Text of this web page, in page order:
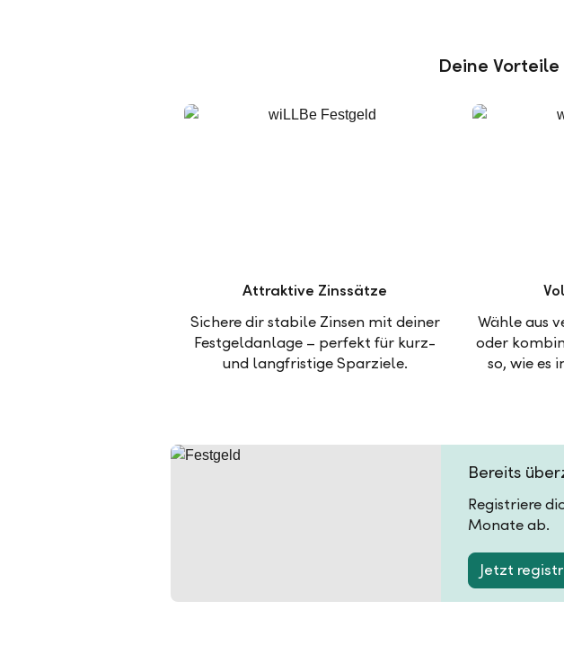
Deine
Attraktive Zinssätze
Sichere dir stabile Zinsen mit deiner
Festgeldanlage – perfekt für kurz-
und langfristige Sparziele.
Wähle aus
oder
so, wie es
Bereits
Registriere
Monate ab.
Jetzt